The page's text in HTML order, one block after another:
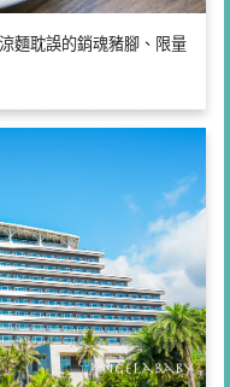
麵耽誤的銷魂豬腳、限量